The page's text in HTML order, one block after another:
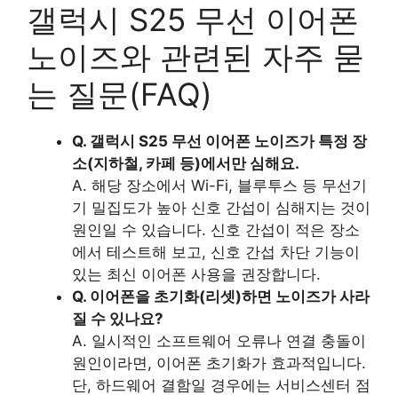
갤럭시 S25 무선 이어폰
노이즈와 관련된 자주 묻
는 질문(FAQ)
Q. 갤럭시 S25 무선 이어폰 노이즈가 특정 장
소(지하철, 카페 등)에서만 심해요.
A. 해당 장소에서 Wi-Fi, 블루투스 등 무선기
기 밀집도가 높아 신호 간섭이 심해지는 것이
원인일 수 있습니다. 신호 간섭이 적은 장소
에서 테스트해 보고, 신호 간섭 차단 기능이
있는 최신 이어폰 사용을 권장합니다.
Q. 이어폰을 초기화(리셋)하면 노이즈가 사라
질 수 있나요?
A. 일시적인 소프트웨어 오류나 연결 충돌이
원인이라면, 이어폰 초기화가 효과적입니다.
단, 하드웨어 결함일 경우에는 서비스센터 점